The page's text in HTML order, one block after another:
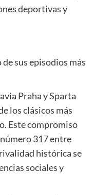
deportivas y
sus episodios más
Praha y Sparta
los clásicos más
Este compromiso
317 entre
histórica se
sociales y